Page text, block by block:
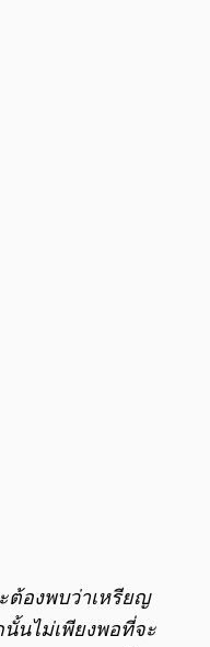
ต้องพบว่าเหรียญ
นั้นไม่เพียงพอที่จะ